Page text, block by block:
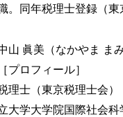
4 株式等に係る課税譲渡
6 先物取引に係る課税雑
5-7 特定の基準所得金額の
5-9 復興特別所得税
。同年税理士登録（東
山 眞美（なかやま まみ
［プロフィール］
理士（東京税理士会
大学大学院国際社会